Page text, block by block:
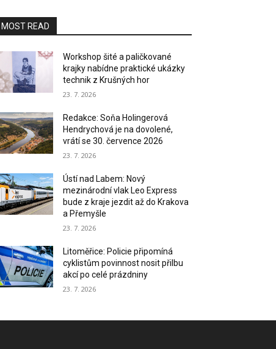
MOST READ
Workshop šité a paličkované
krajky nabídne praktické ukázky
technik z Krušných hor
23. 7. 2026
Redakce: Soňa Holingerová
Hendrychová je na dovolené,
vrátí se 30. července 2026
23. 7. 2026
Ústí nad Labem: Nový
mezinárodní vlak Leo Express
bude z kraje jezdit až do Krakova
a Přemyšle
23. 7. 2026
Litoměřice: Policie připomíná
cyklistům povinnost nosit přilbu
akcí po celé prázdniny
23. 7. 2026